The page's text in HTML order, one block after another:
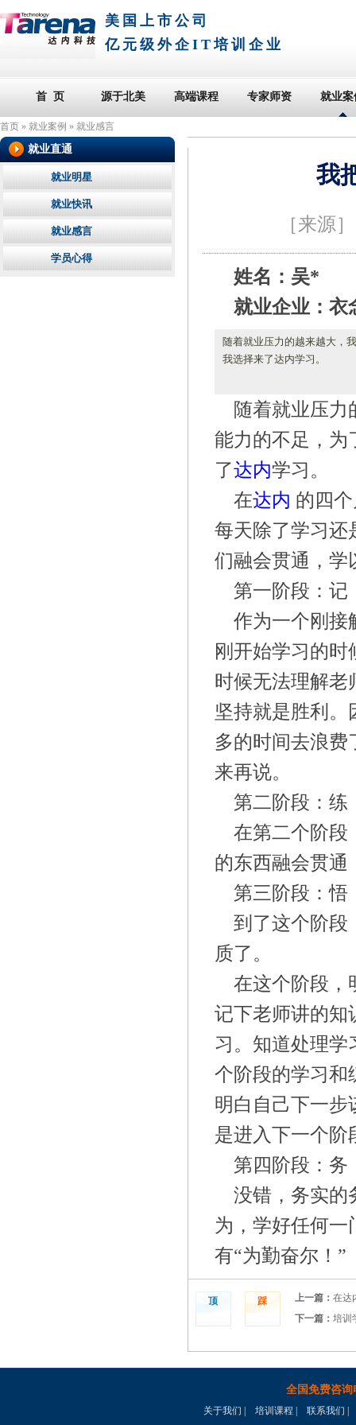
美国上市公司
亿元级外企IT培训企业
首 页 源于北美 高端课程 专家师资 就业案
首页 » 就业案例 » 就业感言
我
［来源
姓名：吴*
就业企业：衣
随着就业压力的越来越大，
我选择来了达内学习。
随着就业压力
能力的不足，为
了达内学习。
在达内 的四
每天除了学习还
们融会贯通，学
第一阶段：记
作为一个刚接
刚开始学习的
时候无法理解老
坚持就是胜利。
多的时间去浪费
来再说。
第二阶段：练
在第二个阶段
的东西融会贯通
第三阶段：悟
到了这个阶段
质了。
在这个阶段，
记下老师讲的知
习。知道处理学
个阶段的学习和
明白自己下一步
是进入下一个阶
第四阶段：务
没错，务实的
为，学好任何一
有“为勤奋尔！”
顶 踩 上一篇： 在达
下一篇： 培训
就业直通
就业明星
就业快讯
就业感言
学员心得
全国免费咨询
关于我们 培训课程 联系我们